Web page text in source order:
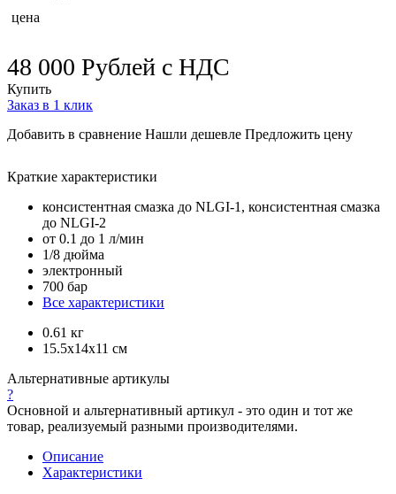
цена
48 000 Рублей с НДС
Купить
Заказ в 1 клик
Добавить в сравнение Нашли дешевле Предложить цену
Краткие характеристики
консистентная смазка до NLGI-1, консистентная смазка
до NLGI-2
от 0.1 до 1 л/мин
1/8 дюйма
электронный
700 бар
Все характеристики
0.61 кг
15.5x14x11 см
Альтернативные артикулы
?
Основной и альтернативный артикул - это один и тот же
товар, реализуемый разными производителями.
Описание
Характеристики